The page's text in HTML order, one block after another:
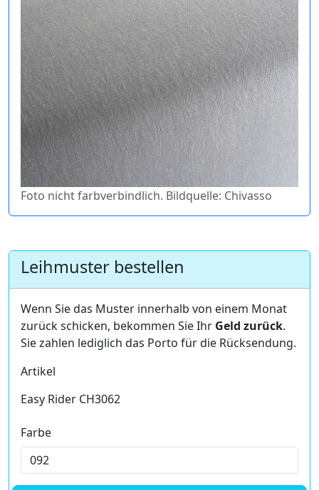
Foto nicht farbverbindlich. Bildquelle: Chivasso
Leihmuster bestellen
Wenn Sie das Muster innerhalb von einem Monat
zurück schicken, bekommen Sie Ihr Geld zurück.
Sie zahlen lediglich das Porto für die Rücksendung.
Artikel
Easy Rider CH3062
Farbe